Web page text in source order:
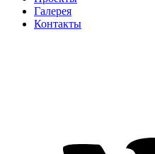
Галерея
Контакты